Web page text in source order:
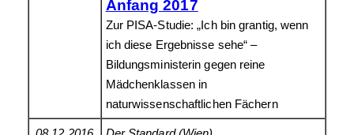
Anfang 2017
Zur PISA-Studie: „Ich bin grantig, wenn
ich diese Ergebnisse sehe“ –
Bildungsministerin gegen reine
Mädchenklassen in
naturwissenschaftlichen Fächern